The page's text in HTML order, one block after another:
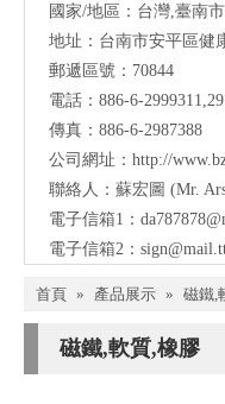
國家/地區：台灣,臺南市
地址：台南市安平區健
郵遞區號：70844
電話：886-6-
傳真：886-6-2987388
公司網址： http://
聯絡人：蘇宏圖 (Mr.
電子信箱1：
電子信箱2：
首頁 » 產品展示 » 磁鐵,
磁鐵,軟質,橡膠